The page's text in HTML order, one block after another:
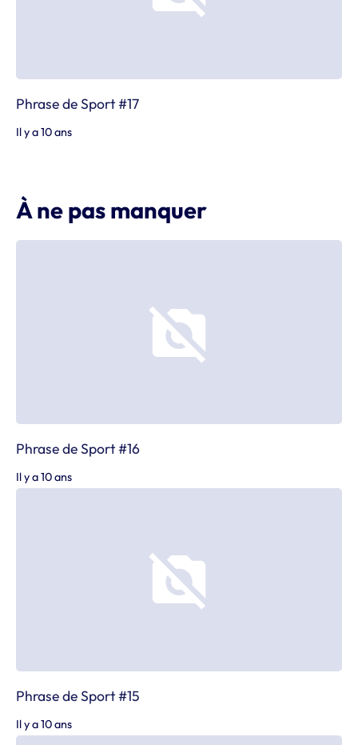
Phrase de Sport #17
Il y a 10 ans
À ne pas manquer
Phrase de Sport #16
Il y a 10 ans
Phrase de Sport #15
Il y a 10 ans